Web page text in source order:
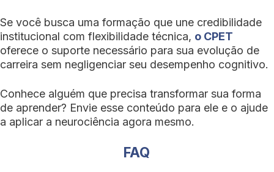
Se você busca uma formação que une credibilidade
institucional com flexibilidade técnica, o CPET
oferece o suporte necessário para sua evolução de
carreira sem negligenciar seu desempenho cognitivo.
Conhece alguém que precisa transformar sua forma
de aprender? Envie esse conteúdo para ele e o ajude
a aplicar a neurociência agora mesmo.
FAQ